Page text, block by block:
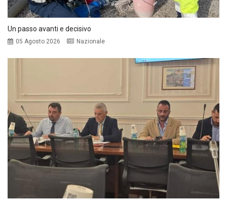
Un passo avanti e decisivo
05 Agosto 2026 Nazionale